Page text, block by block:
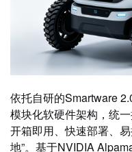
依托自研的Smartware
模块化软硬件架构，统
开箱即用、快速部署、
地”。基于NVIDIA